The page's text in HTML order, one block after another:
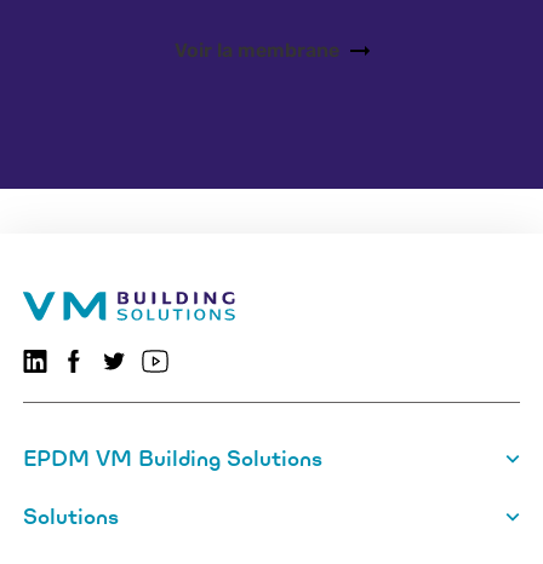
Voir la membrane
Suivez-nous sur LinkedIn
Suivez-nous sur Facebook
VMBSO.general.social.twitter.follow
Visitez notre chaîne YouTube
EPDM VM Building Solutions
Solutions